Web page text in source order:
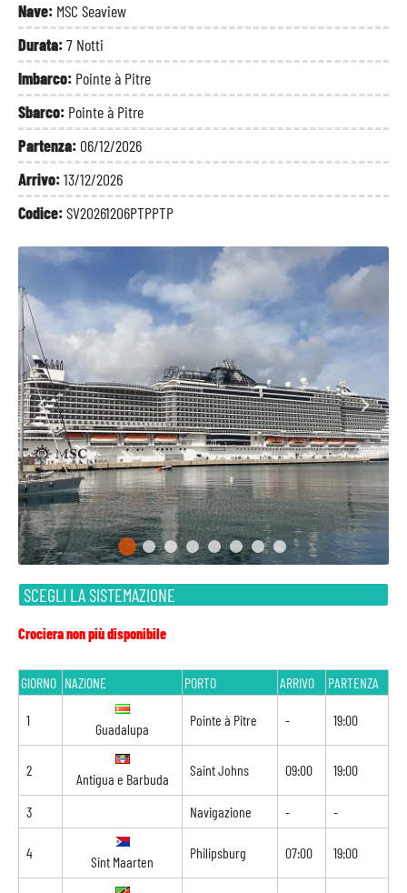
Nave: MSC Seaview
Durata:7 Notti
Imbarco: Pointe à Pitre
Sbarco: Pointe à Pitre
Partenza: 06/12/2026
Arrivo:13/12/2026
Codice:SV20261206PTPPTP
SCEGLI LA SISTEMAZIONE
Crociera non più disponibile
GIORNO NAZIONE PORTO ARRIVO PARTENZA
1
Guadalupa
Pointe à Pitre - 19:00
2
Antigua e Barbuda
Saint Johns 09:00 19:00
3 Navigazione - -
4
Sint Maarten
Philipsburg 07:00 19:00